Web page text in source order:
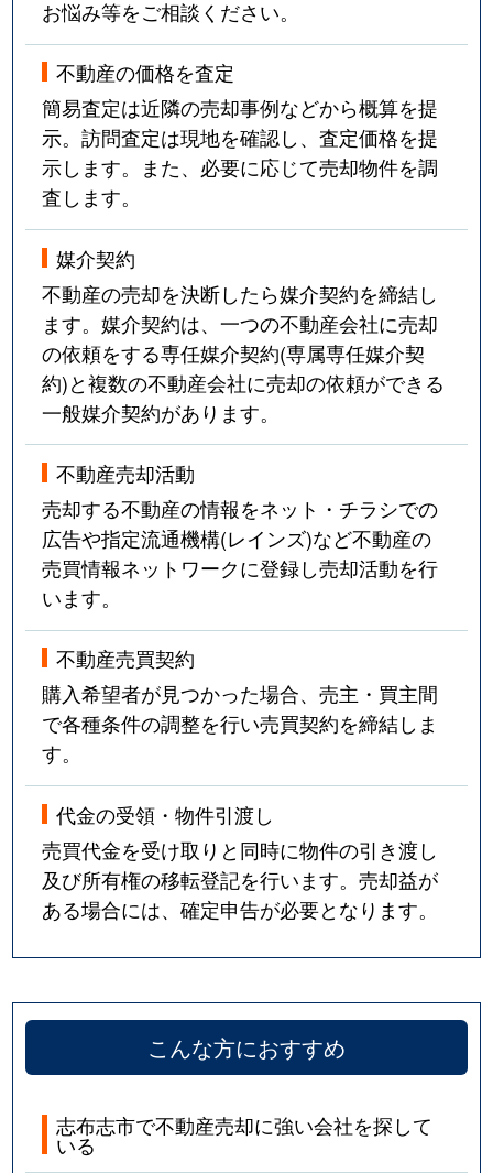
お悩み等をご相談ください。
不動産の価格を査定
簡易査定は近隣の売却事例などから概算を提
示。訪問査定は現地を確認し、査定価格を提
示します。また、必要に応じて売却物件を調
査します。
媒介契約
不動産の売却を決断したら媒介契約を締結し
ます。媒介契約は、一つの不動産会社に売却
の依頼をする専任媒介契約(専属専任媒介契
約)と複数の不動産会社に売却の依頼ができる
一般媒介契約があります。
不動産売却活動
売却する不動産の情報をネット・チラシでの
広告や指定流通機構(レインズ)など不動産の
売買情報ネットワークに登録し売却活動を行
います。
不動産売買契約
購入希望者が見つかった場合、売主・買主間
で各種条件の調整を行い売買契約を締結しま
す。
代金の受領・物件引渡し
売買代金を受け取りと同時に物件の引き渡し
及び所有権の移転登記を行います。売却益が
ある場合には、確定申告が必要となります。
こんな方におすすめ
志布志市で不動産売却に強い会社を探して
いる